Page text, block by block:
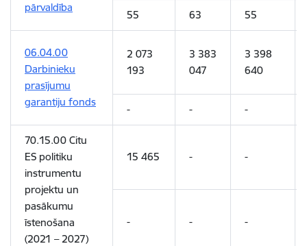
pārvaldība
55 63 55
06.04.00
Darbinieku
prasījumu
garantiju fonds
2 073
193
3 383
047
3 398
640
- - -
70.15.00 Citu
ES politiku
instrumentu
projektu un
pasākumu
īstenošana
(2021 – 2027)
15 465 - -
- - -